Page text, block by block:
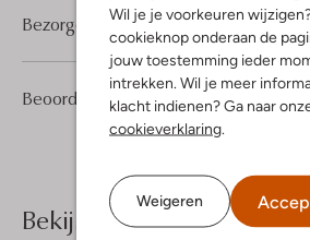
Wil je je voorkeuren
cookieknop onderaan de
jouw toestemming ieder
intrekken. Wil je meer
klacht indienen? Ga naar
cookieverklaring
Weigeren
Beoordelingen (3) 3
4
Sterren
Bezorgen & retourneren
Bekijk meer